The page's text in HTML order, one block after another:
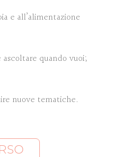
e all’alimentazione
quando vuoi;
nuove tematiche.